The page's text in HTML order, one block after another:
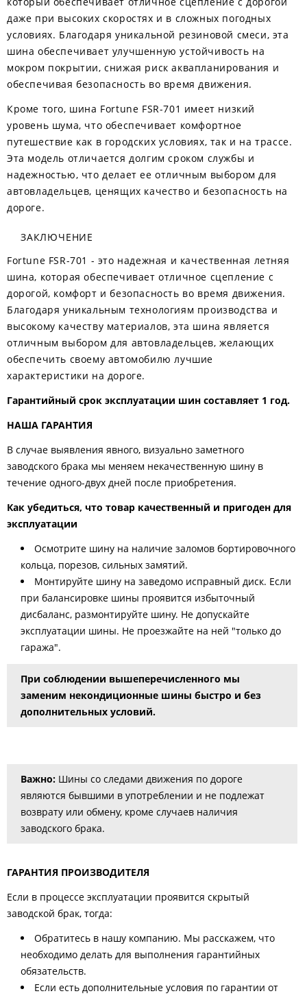
даже при высоких скоростях и в сложных погодных
условиях. Благодаря уникальной резиновой смеси, эта
шина обеспечивает улучшенную устойчивость на
мокром покрытии, снижая риск аквапланирования и
обеспечивая безопасность во время движения.
Кроме того, шина Fortune FSR-701 имеет низкий
уровень шума, что обеспечивает комфортное
путешествие как в городских условиях, так и на трассе.
Эта модель отличается долгим сроком службы и
надежностью, что делает ее отличным выбором для
автовладельцев, ценящих качество и безопасность на
дороге.
ЗАКЛЮЧЕНИЕ
Fortune FSR-701 - это надежная и качественная летняя
шина, которая обеспечивает отличное сцепление с
дорогой, комфорт и безопасность во время движения.
Благодаря уникальным технологиям производства и
высокому качеству материалов, эта шина является
отличным выбором для автовладельцев, желающих
обеспечить своему автомобилю лучшие
характеристики на дороге.
Гарантийный срок эксплуатации шин составляет 1 год.
НАША ГАРАНТИЯ
В случае выявления явного, визуально заметного
заводского брака мы меняем некачественную шину в
течение одного-двух дней после приобретения.
Как убедиться, что товар качественный и пригоден для
эксплуатации
Осмотрите шину на наличие заломов бортировочного
кольца, порезов, сильных замятий.
Монтируйте шину на заведомо исправный диск. Если
при балансировке шины проявится избыточный
дисбаланс, размонтируйте шину. Не допускайте
эксплуатации шины. Не проезжайте на ней "только до
гаража".
При соблюдении вышеперечисленного мы
заменим некондиционные шины быстро и без
дополнительных условий.
Важно: Шины со следами движения по дороге
являются бывшими в употреблении и не подлежат
возврату или обмену, кроме случаев наличия
заводского брака.
ГАРАНТИЯ ПРОИЗВОДИТЕЛЯ
Если в процессе эксплуатации проявится скрытый
заводской брак, тогда:
Обратитесь в нашу компанию. Мы расскажем, что
необходимо делать для выполнения гарантийных
обязательств.
Если есть дополнительные условия по гарантии от